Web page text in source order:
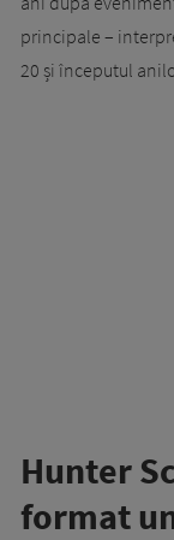
principale –
20 și începutul
Hunter
format